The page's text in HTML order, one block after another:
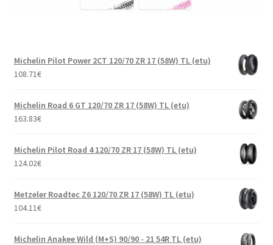
Michelin Pilot Power 2CT 120/70 ZR 17 (58W) TL (etu)
108.71€
Michelin Road 6 GT 120/70 ZR 17 (58W) TL (etu)
163.83€
Michelin Pilot Road 4 120/70 ZR 17 (58W) TL (etu)
124.02€
Metzeler Roadtec Z6 120/70 ZR 17 (58W) TL (etu)
104.11€
Michelin Anakee Wild (M+S) 90/90 - 21 54R TL (etu)